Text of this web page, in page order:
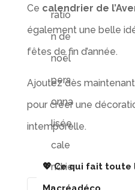
Ce calendrier de
également une belle
fêtes de fin d’année.
Ajoutez dès
pour créer une
intemporelle.
💖 Ce qui fait toute